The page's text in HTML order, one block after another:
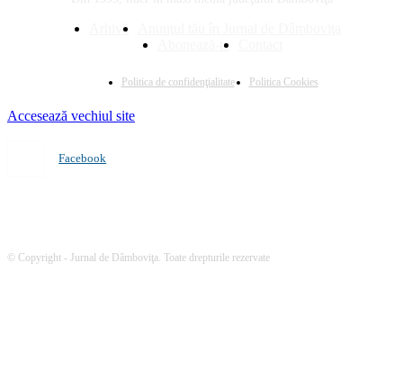
Arhivă
Abonează-te
Politica de confidenţialitate Politica Cookies
Accesează vechiul site
Facebook
© Copyright - Jurnal de Dâmboviţa. Toate drepturile rezervate